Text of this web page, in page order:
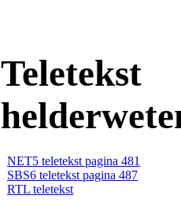
Teletekst
NET5 teletekst pagina 481
SBS6 teletekst pagina 487
RTL teletekst